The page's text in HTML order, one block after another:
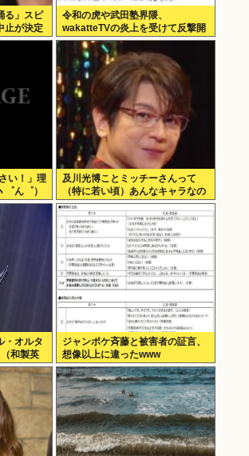
る」スピ
止が決定
令和の虎や武田塾界隈、
wakatteTVの炎上を受けて反撃開
始
い！」理
ん゜）
のうんち
及川光博ことミッチーさんって
（特に若い頃）あんなキャラなの
にあんまアンチおらんよな、男で
も
・オルタ
和製英
い。お
たバン
ジャンポケ斉藤と被害者の証言、
想像以上に違ったwww